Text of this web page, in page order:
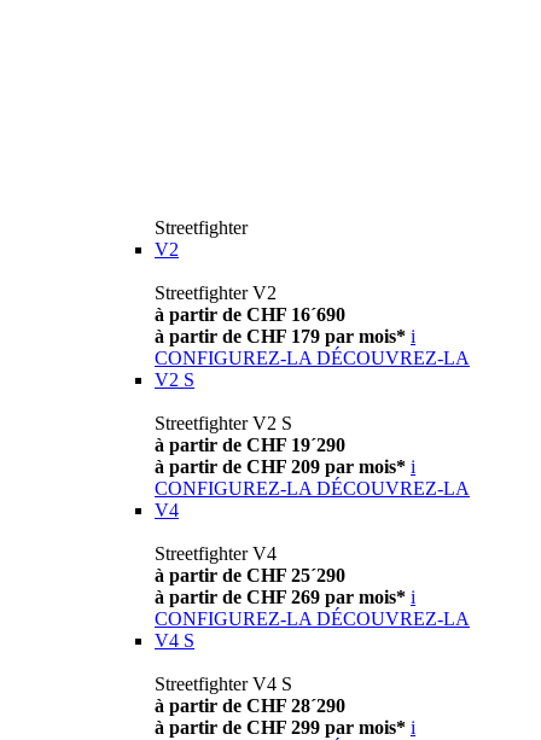
Streetfighter
V2
Streetfighter V2
à partir de CHF 16´690
à partir de CHF 179 par mois* i
CONFIGUREZ-LA DÉCOUVREZ-LA
V2 S
Streetfighter V2 S
à partir de CHF 19´290
à partir de CHF 209 par mois* i
CONFIGUREZ-LA DÉCOUVREZ-LA
V4
Streetfighter V4
à partir de CHF 25´290
à partir de CHF 269 par mois* i
CONFIGUREZ-LA DÉCOUVREZ-LA
V4 S
Streetfighter V4 S
à partir de CHF 28´290
à partir de CHF 299 par mois* i